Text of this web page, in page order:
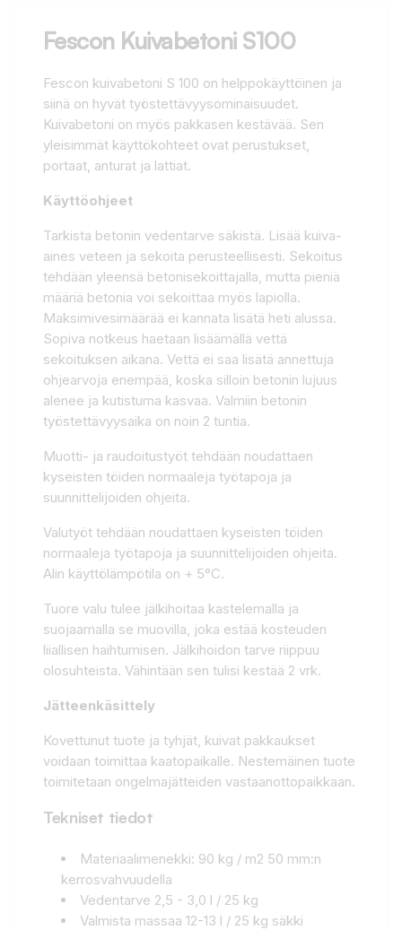
Fescon Kuivabetoni S100
Fescon kuivabetoni S 100 on helppokäyttöinen ja
siinä on hyvät työstettävyysominaisuudet.
Kuivabetoni on myös pakkasen kestävää. Sen
yleisimmät käyttökohteet ovat perustukset,
portaat, anturat ja lattiat.
Käyttöohjeet
Tarkista betonin vedentarve säkistä. Lisää kuiva-
aines veteen ja sekoita perusteellisesti. Sekoitus
tehdään yleensä betonisekoittajalla, mutta pieniä
määriä betonia voi sekoittaa myös lapiolla.
Maksimivesimäärää ei kannata lisätä heti alussa.
Sopiva notkeus haetaan lisäämällä vettä
sekoituksen aikana. Vettä ei saa lisätä annettuja
ohjearvoja enempää, koska silloin betonin lujuus
alenee ja kutistuma kasvaa. Valmiin betonin
työstettävyysaika on noin 2 tuntia.
Muotti- ja raudoitustyöt tehdään noudattaen
kyseisten töiden normaaleja työtapoja ja
suunnittelijoiden ohjeita.
Valutyöt tehdään noudattaen kyseisten töiden
normaaleja työtapoja ja suunnittelijoiden ohjeita.
Alin käyttölämpötila on + 5°C.
Tuore valu tulee jälkihoitaa kastelemalla ja
suojaamalla se muovilla, joka estää kosteuden
liiallisen haihtumisen. Jälkihoidon tarve riippuu
olosuhteista. Vähintään sen tulisi kestää 2 vrk.
Jätteenkäsittely
Kovettunut tuote ja tyhjät, kuivat pakkaukset
voidaan toimittaa kaatopaikalle. Nestemäinen tuote
toimitetaan ongelmajätteiden vastaanottopaikkaan.
Tekniset tiedot
Materiaalimenekki: 90 kg / m2 50 mm:n
kerrosvahvuudella
Vedentarve 2,5 - 3,0 l / 25 kg
Valmista massaa 12-13 l / 25 kg säkki